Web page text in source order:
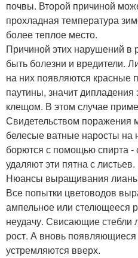
почвы. Второй причиной
прохладная температура
более теплое место.
Причиной этих нарушений в
быть болезни и вредители.
на них появляются красные
паутины, значит
клещом. В этом случае
Свидетельством поражения
белесые ватные наросты на
борются с помощью спирта -
удаляют эти пятна с листьев.
Нюансы выращивания
Все попытки цветоводов
ампельное или стелющееся
неудачу. Свисающие стебли
рост. А вновь появляющиеся
устремляются вверх.